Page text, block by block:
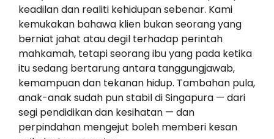
keadilan dan realiti kehidupan sebenar. Kami
kemukakan bahawa klien bukan seorang yang
berniat jahat atau degil terhadap perintah
mahkamah, tetapi seorang ibu yang pada ketika
itu sedang bertarung antara tanggungjawab,
kemampuan dan tekanan hidup. Tambahan pula,
anak-anak sudah pun stabil di Singapura — dari
segi pendidikan dan kesihatan — dan
perpindahan mengejut boleh memberi kesan